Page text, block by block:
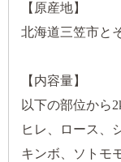
【原産地】
北海道三笠市と
【内容量】
以下の部位から
ヒレ、ロース、
キンボ、ソトモ